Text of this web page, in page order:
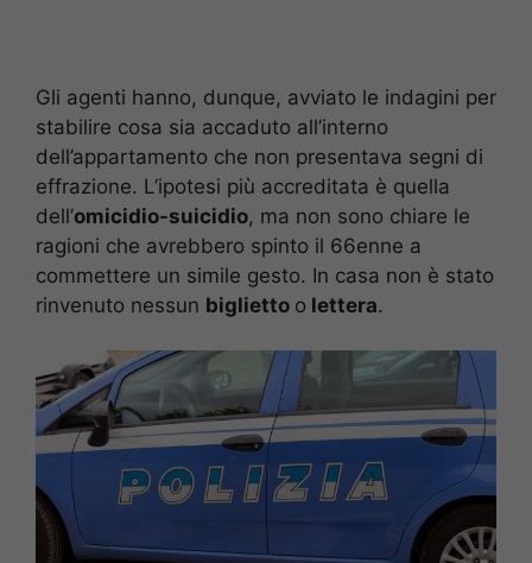
Gli agenti hanno, dunque, avviato le indagini per
stabilire cosa sia accaduto all’interno
dell’appartamento che non presentava segni di
effrazione. L’ipotesi più accreditata è quella
dell’omicidio-suicidio, ma non sono chiare le
ragioni che avrebbero spinto il 66enne a
commettere un simile gesto. In casa non è stato
rinvenuto nessun biglietto o lettera.